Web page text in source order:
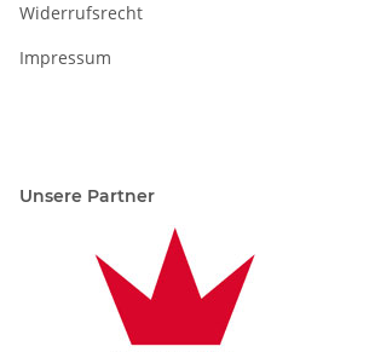
Widerrufsrecht
Impressum
Unsere Partner